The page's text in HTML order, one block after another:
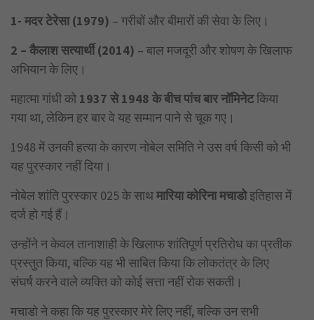
1- मदर टेरेसा (1979) – गरीबों और बीमारों की सेवा के लिए।
2 – कैलाश सत्यार्थी (2014) – बाल मजदूरी और शोषण के खिलाफ
अभियान के लिए।
महात्मा गांधी को 1937 से 1948 के बीच पांच बार नॉमिनेटकिया
गया था, लेकिन हर बार वे यह सम्मान पाने से चूक गए।
1948 में उनकी हत्या के कारण नोबेल समिति ने उस वर्ष किसी को भी
यह पुरस्कार नहीं दिया।
नोबेल शांति पुरस्कार 025 के साथमारिया कोरिना मचाडोइतिहास में
दर्ज हो गई हैं।
उन्होंने न केवल तानाशाही के खिलाफ शांतिपूर्ण प्रतिरोध का प्रतीक
प्रस्तुत किया, बल्कि यह भी साबित किया कि लोकतंत्र के लिए
संघर्ष करने वाले व्यक्ति को कोई सत्ता नहीं रोक सकती।
मचाडो ने कहा कि यह पुरस्कार मेरे लिए नहीं, बल्कि उन सभी